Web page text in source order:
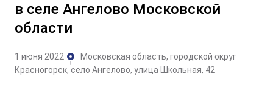
в селе Ангелово Московской
области
1 июня 2022
Московская область, городской округ
Красногорск, село Ангелово, улица Школьная, 42